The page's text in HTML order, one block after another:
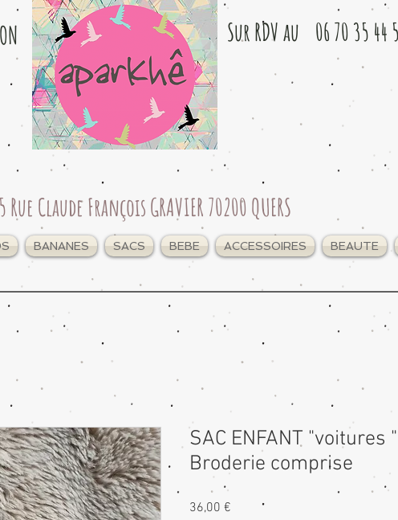
Sur RDV au 06 70 35 44
5 Rue Claude François GRAVIER 70200 QUERS
BANANES SACS BEBE ACCESSOIRES BEAUTE
SAC ENFANT "voitures "
Broderie comprise
36,00 €